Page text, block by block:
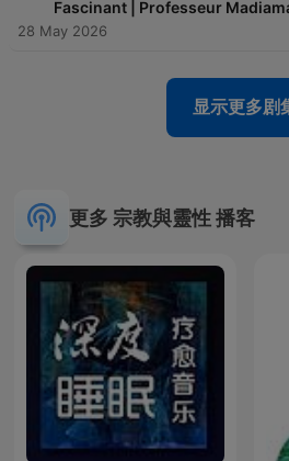
Fascinant | Professeur Madiama
28 May 2026
显示更多剧
更多 宗教與靈性 播客